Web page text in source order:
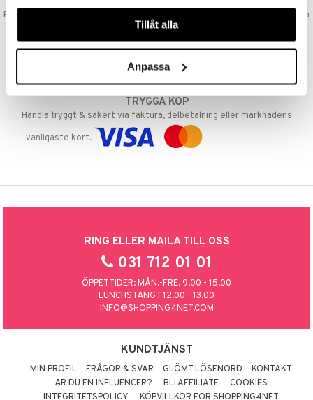
våra cookies vid fortsatt användande av vår webbplats.
Tillåt alla
Anpassa
Beställningar lagda före 14:00 (gäller varor i lager) skickas normalt ut från
oss samma dag.
GODKÄND AV LÄKEMEDELSVERKET
EU-logotypen är symbolen som visar att vi är godkända av
TRYGGA KÖP
Handla tryggt & säkert via faktura, delbetalning eller marknadens
vanligaste kort.
RING ELLER MAILA TILL OSS
031 712 01 01
ÖPPETTIDER: MÅN.-FRE. 9.00 - 15.00
LUNCHSTÄNGT 12.00 - 13.00
INFO@SHOPPING4NET.COM
KUNDTJÄNST
MIN PROFIL FRÅGOR & SVAR GLÖMT LÖSENORD
KONTAKT
ÄR DU EN INFLUENCER?
BLI AFFILIATE
COOKIES
INTEGRITETSPOLICY
KÖPVILLKOR FÖR SHOPPING4NET